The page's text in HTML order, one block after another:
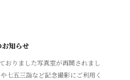
知らせ
おりました写真室が再開されまし
七五三詣など記念撮影にご利用く